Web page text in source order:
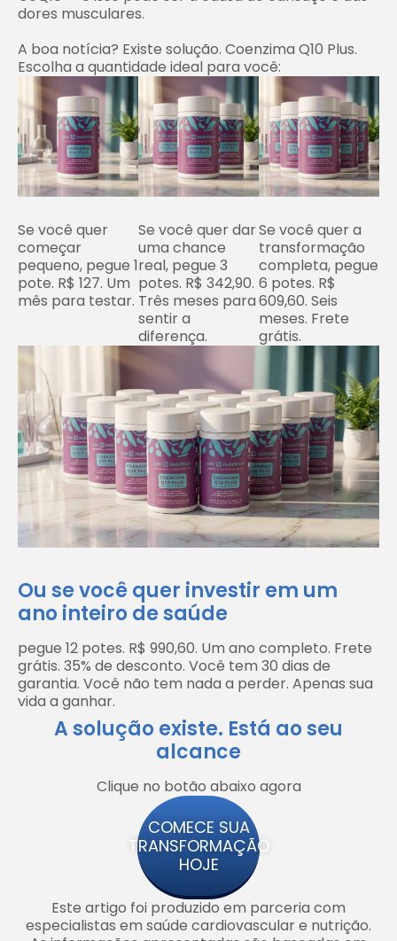
dores musculares.
A boa notícia? Existe solução. Coenzima Q10 Plus.
Escolha a quantidade ideal para você:
Se você quer
começar
pequeno, pegue 1
pote. R$ 127. Um
mês para testar.
Se você quer dar
uma chance
real, pegue 3
potes. R$ 342,90.
Três meses para
sentir a
diferença.
Se você quer a
transformação
completa, pegue
6 potes. R$
609,60. Seis
meses. Frete
grátis.
Ou se você quer investir em um
ano inteiro de saúde
pegue 12 potes. R$ 990,60. Um ano completo. Frete
grátis. 35% de desconto. Você tem 30 dias de
garantia. Você não tem nada a perder. Apenas sua
vida a ganhar.
A solução existe. Está ao seu
alcance
Clique no botão abaixo agora
COMECE SUA
TRANSFORMAÇÃO
HOJE
Este artigo foi produzido em parceria com
especialistas em saúde cardiovascular e nutrição.